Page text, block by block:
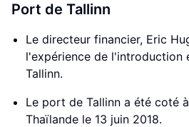
Port de Tallinn
Le directeur financier, Eric
l'expérience de l'introduction
Tallinn.
Le port de Tallinn a été coté
Thaïlande le 13 juin 2018.